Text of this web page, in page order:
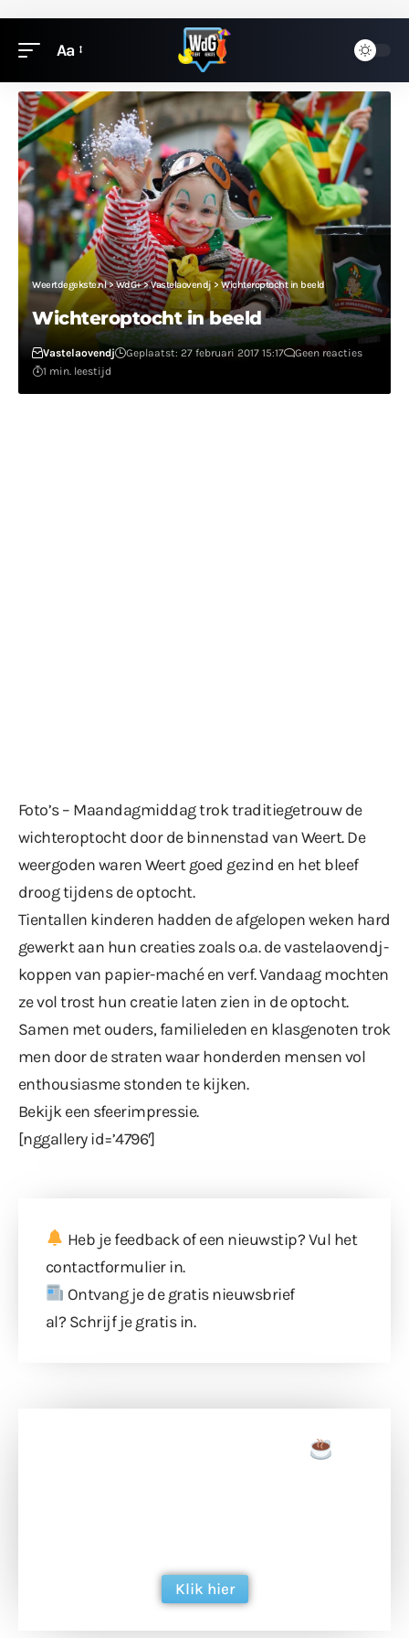
Aa
Weertdegekste.nl>WdG+>Vastelaovendj> Wichteroptocht in beeld
Wichteroptocht in beeld
Vastelaovendj Geplaatst: 27 februari 2017 15:17
Geen reacties
1 min. leestijd
Foto’s – Maandagmiddag trok traditiegetrouw de
wichteroptocht door de binnenstad van Weert. De
weergoden waren Weert goed gezind en het bleef
droog tijdens de optocht.
Tientallen kinderen hadden de afgelopen weken hard
gewerkt aan hun creaties zoals o.a. de vastelaovendj-
koppen van papier-maché en verf. Vandaag mochten
ze vol trost hun creatie laten zien in de optocht.
Samen met ouders, familieleden en klasgenoten trok
men door de straten waar honderden mensen vol
enthousiasme stonden te kijken.
Bekijk een sfeerimpressie.
[nggallery id=’4796′]
Heb je feedback of een nieuwstip? Vul het
contactformulierin.
Ontvang je de gratis nieuwsbrief
al? Schrijf je gratis in.
Klik hier